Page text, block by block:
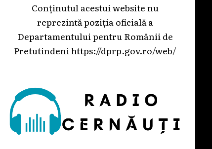
Conținutul acestui website nu
reprezintă poziția oficială a
Departamentului pentru Românii de
Pretutindenihttps://dprp.gov.ro/web/